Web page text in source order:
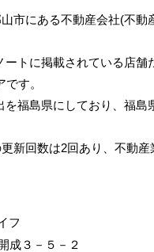
市にある不動産会社(不動
トに掲載されている店舗
す。
を福島県にしており、福島
新回数は2回あり、不動
フ
成３－５－２